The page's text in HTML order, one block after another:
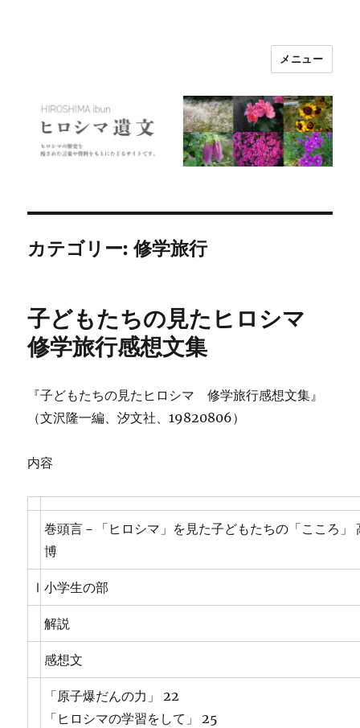
メニュー
カテゴリー:修学旅行
子どもたちの見たヒロシマ
修学旅行感想文集
『子どもたちの見たヒロシマ 修学旅行感想文集』
（文沢隆一編、汐文社、19820806）
内容
巻頭言－「ヒロシマ」を見た子どもたちの「こころ」
博
Ⅰ小学生の部
解説
感想文
「原子爆だんの力」 22
「ヒロシマの学習をして」 25